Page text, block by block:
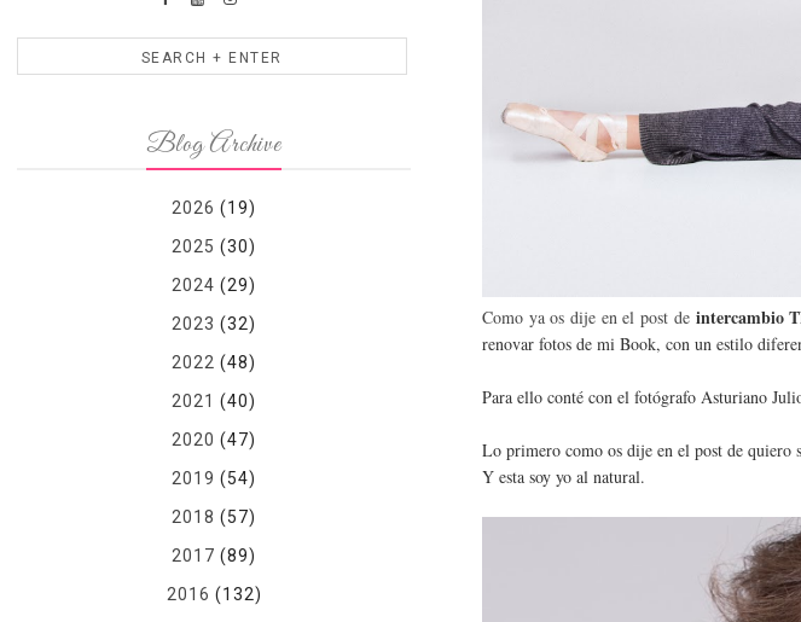
Como ya os dije en el post de intercambio
renovar fotos de mi Book, con un estilo
Para ello conté con el fotógrafo Asturiano
Lo primero como os dije en el post de quiero
Y esta soy yo al natural.
Blog Archive
2026 (19)
2025 (30)
2024 (29)
2023 (32)
2022 (48)
2021 (40)
2020 (47)
2019 (54)
2018 (57)
2017 (89)
2016 (132)